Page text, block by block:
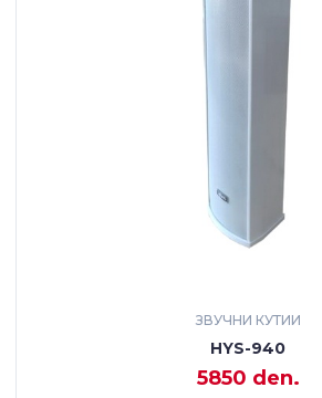
ЗВУЧНИ КУТИИ
HYS-940
5850 den.